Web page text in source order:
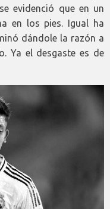
evidenció que en un
en los pies. Igual ha
dándole la razón a
Ya el desgaste es de